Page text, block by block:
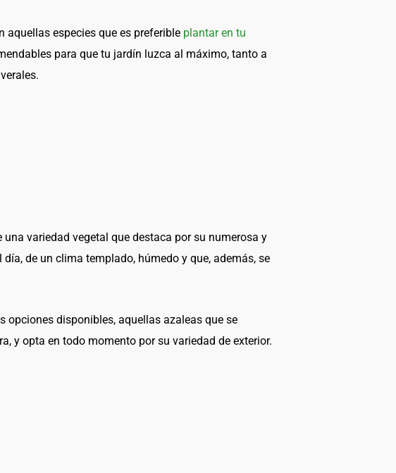
aquellas especies que es preferible plantar en tu
para que tu jardín luzca al máximo, tanto a
variedad vegetal que destaca por su numerosa y
de un clima templado, húmedo y que, además, se
opciones disponibles, aquellas azaleas que se
y opta en todo momento por su variedad de exterior.